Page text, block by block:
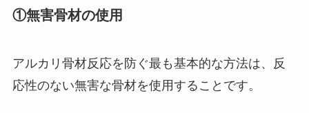
①無害骨材の使用
アルカリ骨材反応を防ぐ最も基本的な方法は、反
応性のない無害な骨材を使用することです。